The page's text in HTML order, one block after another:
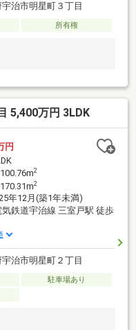
治市明星町３丁目
所有権
5,400万円 3LDK
円
2
2
年12月(築1年未満)
鉄道宇治線 三室戸駅 徒歩
治市明星町２丁目
駐車場あり